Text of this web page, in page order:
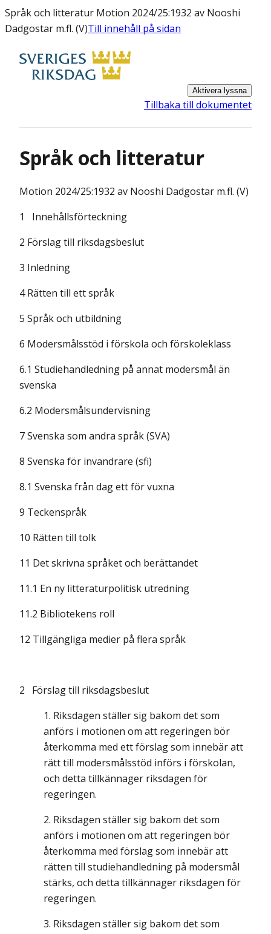
Språk och litteratur Motion 2024/25:1932 av Nooshi
Dadgostar m.fl. (V)Till innehåll på sidan
Aktivera lyssna
Tillbaka till dokumentet
Språk och litteratur
Motion 2024/25:1932 av Nooshi Dadgostar m.fl. (V)
1 Innehållsförteckning
2 Förslag till riksdagsbeslut
3 Inledning
4 Rätten till ett språk
5 Språk och utbildning
6 Modersmålsstöd i förskola och förskoleklass
6.1 Studiehandledning på annat modersmål än
svenska
6.2 Modersmålsundervisning
7 Svenska som andra språk (SVA)
8 Svenska för invandrare (sfi)
8.1 Svenska från dag ett för vuxna
9 Teckenspråk
10 Rätten till tolk
11 Det skrivna språket och berättandet
11.1 En ny litteraturpolitisk utredning
11.2 Bibliotekens roll
12 Tillgängliga medier på flera språk
2 Förslag till riksdagsbeslut
Riksdagen ställer sig bakom det som
anförs i motionen om att regeringen bör
återkomma med ett förslag som innebär att
rätt till modersmålsstöd införs i förskolan,
och detta tillkännager riksdagen för
regeringen.
Riksdagen ställer sig bakom det som
anförs i motionen om att regeringen bör
återkomma med förslag som innebär att
rätten till studiehandledning på modersmål
stärks, och detta tillkännager riksdagen för
regeringen.
Riksdagen ställer sig bakom det som